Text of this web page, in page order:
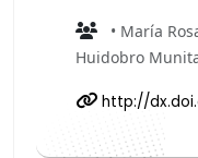
• María
Huidobro
http://